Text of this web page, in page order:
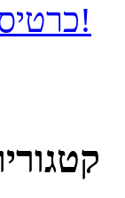
כרטיסיות - הכי משתלם!